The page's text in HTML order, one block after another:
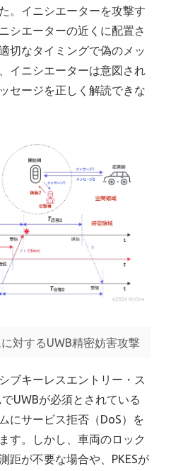
。イニシエーターを攻撃す
シエーターの近くに配置さ
切なタイミングで偽のメッ
イニシエーターは意図され
セージを正しく解読できな
対するUWB精密妨害攻撃
ブキーレスエントリー・ス
UWBが必須とされている
にサービス拒否（DoS）を
す。しかし、車両のロック
距が不要な場合や、PKESが